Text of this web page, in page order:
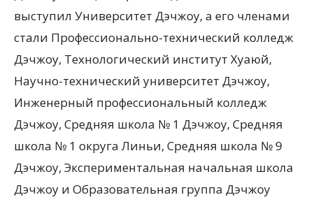
выступил Университет Дэчжоу, а его членами
стали Профессионально-технический колледж
Дэчжоу, Технологический институт Хуаюй,
Научно-технический университет Дэчжоу,
Инженерный профессиональный колледж
Дэчжоу, Средняя школа № 1 Дэчжоу, Средняя
школа № 1 округа Линьи, Средняя школа № 9
Дэчжоу, Экспериментальная начальная школа
Дэчжоу и Образовательная группа Дэчжоу